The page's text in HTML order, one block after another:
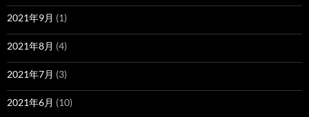
2021年9月 (1)
2021年8月 (4)
2021年7月 (3)
2021年6月 (10)